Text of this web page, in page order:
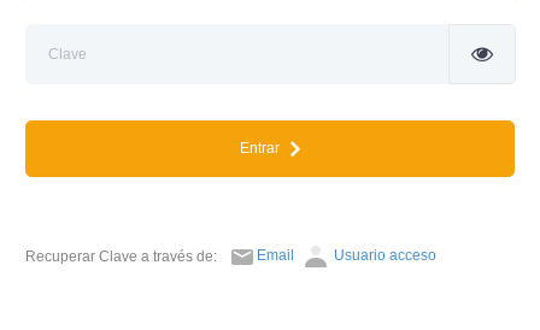
Entrar
Recuperar Clave a través de: Email Usuario acceso